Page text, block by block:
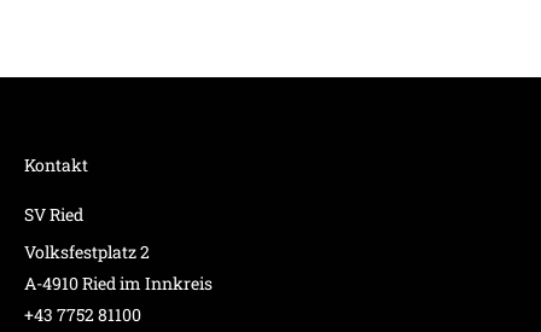
Kontakt
SV Ried
Volksfestplatz 2
A-4910 Ried im Innkreis
+43 7752 81100